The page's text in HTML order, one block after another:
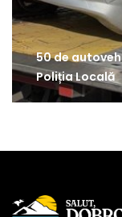
50 de
Poliția Locală